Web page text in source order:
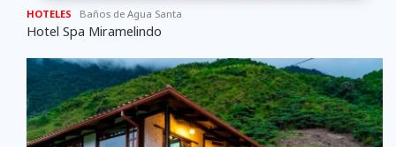
HOTELES Baños de Agua Santa
Hotel Spa Miramelindo